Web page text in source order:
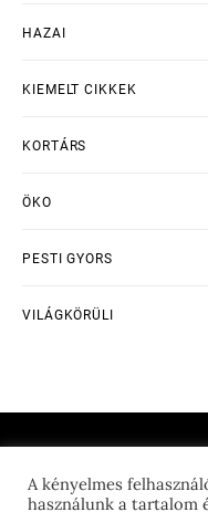
HAZAI
KIEMELT CIKKEK
KORTÁRS
ÖKO
PESTI GYORS
VILÁGKÖRÜLI
A kényelmes
használunk a tartalom